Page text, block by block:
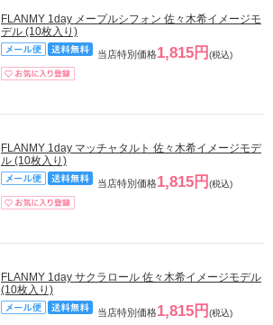
FLANMY 1day メープルシフォン 佐々木希イメージモ
デル (10枚入り)
当店特別価格1,815円 (税込)
FLANMY 1day マッチャタルト 佐々木希イメージモデ
ル (10枚入り)
当店特別価格1,815円 (税込)
FLANMY 1day サクラロール 佐々木希イメージモデル
(10枚入り)
当店特別価格1,815円 (税込)